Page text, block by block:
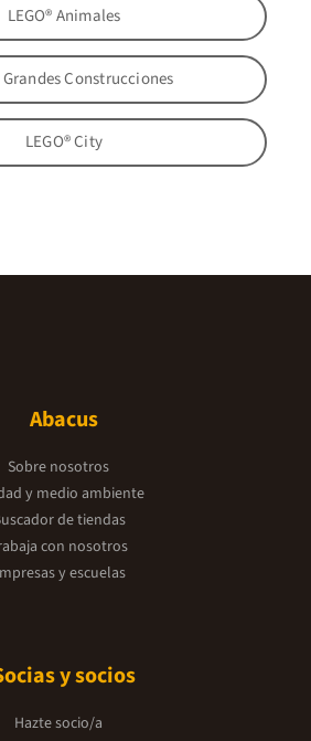
LEGO® Animales
Grandes Construcciones
LEGO® City
Abacus
Sobre nosotros
y medio ambiente
de tiendas
con nosotros
y escuelas
y socios
Hazte socio/a